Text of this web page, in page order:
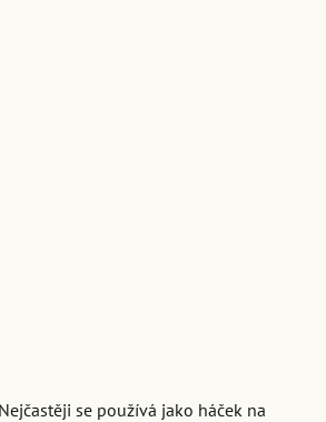
se používá jako háček na